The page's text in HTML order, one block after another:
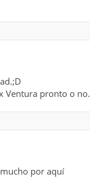
Ventura pronto o no.
por aquí